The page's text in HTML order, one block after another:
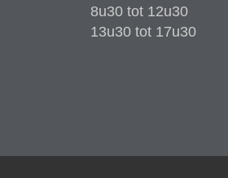
8u30 tot 12u30
13u30 tot 17u30